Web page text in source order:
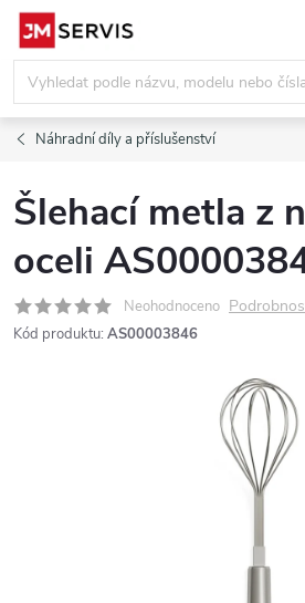
Přejít
obsah
Náhradní díly a příslušenství
Šlehací metla z
oceli
Neohodnoceno
Kód produktu: AS00003846